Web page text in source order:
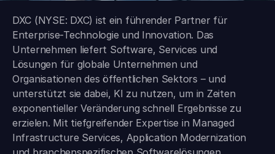
DXC (NYSE: DXC) ist ein führender Partner für
Enterprise-Technologie und Innovation. Das
Unternehmen liefert Software, Services und
Lösungen für globale Unternehmen und
Organisationen des öffentlichen Sektors – und
unterstützt sie dabei, KI zu nutzen, um in Zeiten
exponentieller Veränderung schnell Ergebnisse zu
erzielen. Mit tiefgreifender Expertise in Managed
Infrastructure Services, Application Modernization